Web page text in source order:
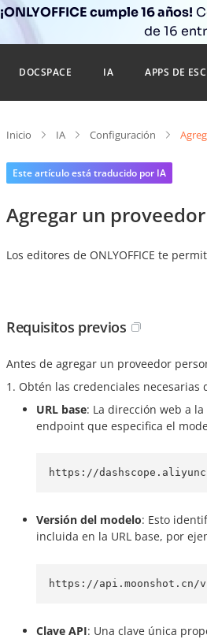
¡ONLYOFFICE cumple 16 años!
de 16
DOCSPACE IA APPS DE
Inicio IA Configuración
Este artículo está traducido por IA
Agregar un
Los editores de ONLYOFFICE te
Requisitos previos
Antes de agregar un proveedor
Obtén las credenciales necesarias
URL base: La dirección web a
endpoint que especifica el
https://
Versión del modelo: Esto
incluida en la URL base, por
https://api.moonshot.cn/
Clave API: Una clave única